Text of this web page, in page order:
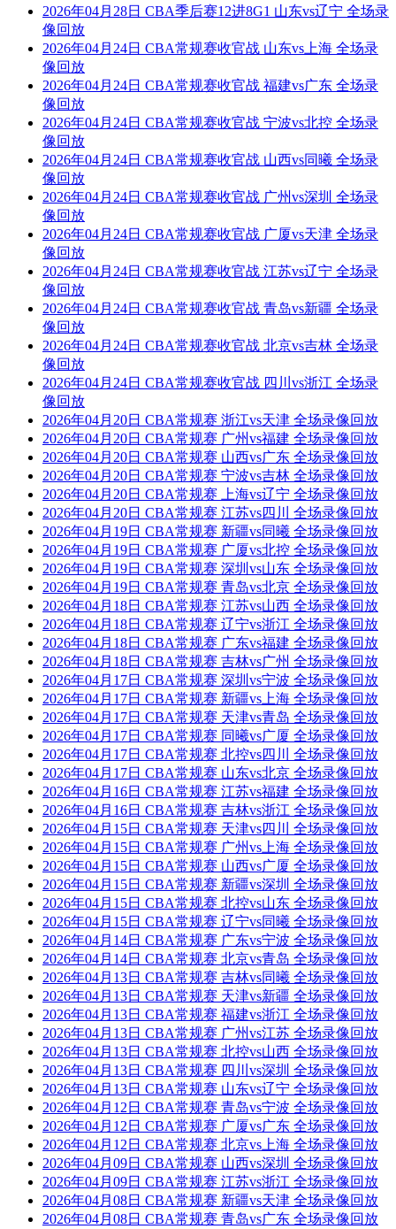
2026年04月28日 CBA季后赛12进8G1 山东vs辽宁 全场录
像回放
2026年04月24日 CBA常规赛收官战 山东vs上海 全场录
像回放
2026年04月24日 CBA常规赛收官战 福建vs广东 全场录
像回放
2026年04月24日 CBA常规赛收官战 宁波vs北控 全场录
像回放
2026年04月24日 CBA常规赛收官战 山西vs同曦 全场录
像回放
2026年04月24日 CBA常规赛收官战 广州vs深圳 全场录
像回放
2026年04月24日 CBA常规赛收官战 广厦vs天津 全场录
像回放
2026年04月24日 CBA常规赛收官战 江苏vs辽宁 全场录
像回放
2026年04月24日 CBA常规赛收官战 青岛vs新疆 全场录
像回放
2026年04月24日 CBA常规赛收官战 北京vs吉林 全场录
像回放
2026年04月24日 CBA常规赛收官战 四川vs浙江 全场录
像回放
2026年04月20日 CBA常规赛 浙江vs天津 全场录像回放
2026年04月20日 CBA常规赛 广州vs福建 全场录像回放
2026年04月20日 CBA常规赛 山西vs广东 全场录像回放
2026年04月20日 CBA常规赛 宁波vs吉林 全场录像回放
2026年04月20日 CBA常规赛 上海vs辽宁 全场录像回放
2026年04月20日 CBA常规赛 江苏vs四川 全场录像回放
2026年04月19日 CBA常规赛 新疆vs同曦 全场录像回放
2026年04月19日 CBA常规赛 广厦vs北控 全场录像回放
2026年04月19日 CBA常规赛 深圳vs山东 全场录像回放
2026年04月19日 CBA常规赛 青岛vs北京 全场录像回放
2026年04月18日 CBA常规赛 江苏vs山西 全场录像回放
2026年04月18日 CBA常规赛 辽宁vs浙江 全场录像回放
2026年04月18日 CBA常规赛 广东vs福建 全场录像回放
2026年04月18日 CBA常规赛 吉林vs广州 全场录像回放
2026年04月17日 CBA常规赛 深圳vs宁波 全场录像回放
2026年04月17日 CBA常规赛 新疆vs上海 全场录像回放
2026年04月17日 CBA常规赛 天津vs青岛 全场录像回放
2026年04月17日 CBA常规赛 同曦vs广厦 全场录像回放
2026年04月17日 CBA常规赛 北控vs四川 全场录像回放
2026年04月17日 CBA常规赛 山东vs北京 全场录像回放
2026年04月16日 CBA常规赛 江苏vs福建 全场录像回放
2026年04月16日 CBA常规赛 吉林vs浙江 全场录像回放
2026年04月15日 CBA常规赛 天津vs四川 全场录像回放
2026年04月15日 CBA常规赛 广州vs上海 全场录像回放
2026年04月15日 CBA常规赛 山西vs广厦 全场录像回放
2026年04月15日 CBA常规赛 新疆vs深圳 全场录像回放
2026年04月15日 CBA常规赛 北控vs山东 全场录像回放
2026年04月15日 CBA常规赛 辽宁vs同曦 全场录像回放
2026年04月14日 CBA常规赛 广东vs宁波 全场录像回放
2026年04月14日 CBA常规赛 北京vs青岛 全场录像回放
2026年04月13日 CBA常规赛 吉林vs同曦 全场录像回放
2026年04月13日 CBA常规赛 天津vs新疆 全场录像回放
2026年04月13日 CBA常规赛 福建vs浙江 全场录像回放
2026年04月13日 CBA常规赛 广州vs江苏 全场录像回放
2026年04月13日 CBA常规赛 北控vs山西 全场录像回放
2026年04月13日 CBA常规赛 四川vs深圳 全场录像回放
2026年04月13日 CBA常规赛 山东vs辽宁 全场录像回放
2026年04月12日 CBA常规赛 青岛vs宁波 全场录像回放
2026年04月12日 CBA常规赛 广厦vs广东 全场录像回放
2026年04月12日 CBA常规赛 北京vs上海 全场录像回放
2026年04月09日 CBA常规赛 山西vs深圳 全场录像回放
2026年04月09日 CBA常规赛 江苏vs浙江 全场录像回放
2026年04月08日 CBA常规赛 新疆vs天津 全场录像回放
2026年04月08日 CBA常规赛 青岛vs广东 全场录像回放